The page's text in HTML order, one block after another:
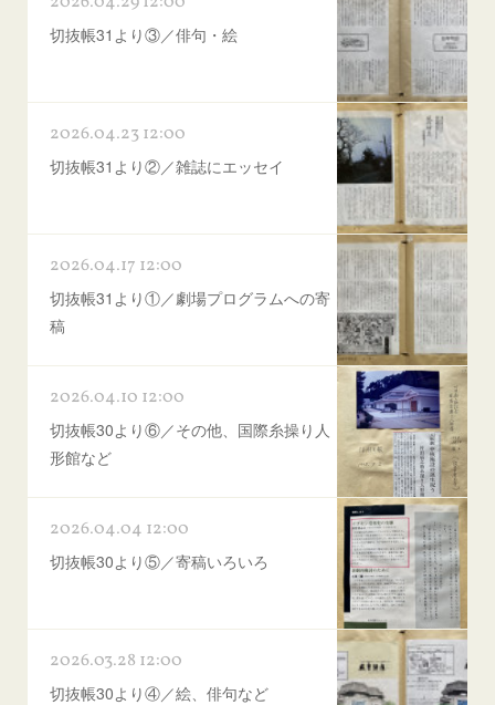
切抜帳31より③／俳句・絵
2026.04.23 12:00
切抜帳31より②／雑誌にエッセイ
2026.04.17 12:00
切抜帳31より①／劇場プログラムへの寄
稿
2026.04.10 12:00
切抜帳30より⑥／その他、国際糸操り人
形館など
2026.04.04 12:00
切抜帳30より⑤／寄稿いろいろ
2026.03.28 12:00
切抜帳30より④／絵、俳句など